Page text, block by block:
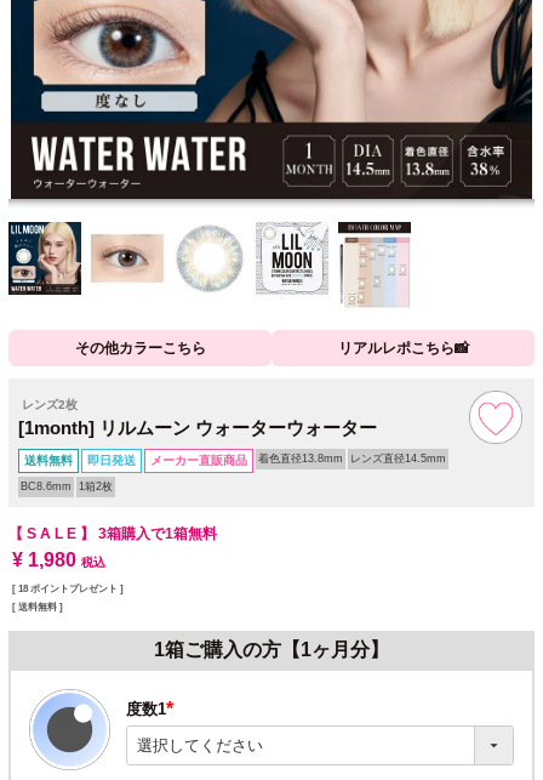
その他カラーこちら リアルレポこちら📸
レンズ2枚
[1month] リルムーン ウォーターウォーター
送料無料 即日発送 メーカー直販商品 着色直径13.8mm レンズ直径14.5mm
BC8.6mm 1箱2枚
【 S A L E 】 3箱購入で1箱無料
¥ 1,980 税込
[ 18 ポイントプレゼント ]
送料無料
1箱ご購入の方【1ヶ月分】
度数1
(必
須)